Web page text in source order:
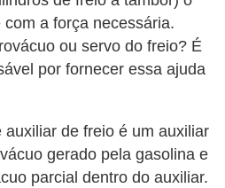
a força necessária.
ou servo do freio? É
por fornecer essa ajuda
de freio é um auxiliar
gerado pela gasolina e
parcial dentro do auxiliar.